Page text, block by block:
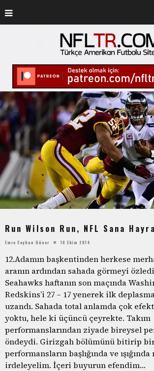
Run Wilson Run, NFL Sana
Emre Ceyhun Güner 10 Ekim 2014
12.Adamın başkentinden herkese
aranın ardından sahada görmeyi
Seahawks haftanın son maçında
Redskins’i 27 – 17 yenerek ilk
uzandı. Sahada total anlamda çok
yoktu, hele ki üçüncü çeyrekte. Takım
performanslarından ziyade bireysel
öndeydi. Girizgah bölümünü bitirip
performansların başlığında ve ışığında
irdeleyelim. İçeri buyurun efendim…